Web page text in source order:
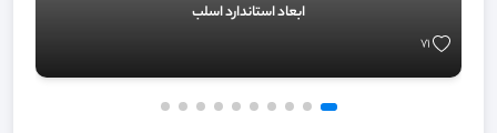
ابعاد استاندارد اسلب
71